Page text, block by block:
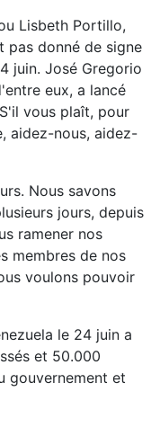
Lisbeth Portillo,
pas donné de signe
juin. José Gregorio
eux, a lancé
vous plaît, pour
aidez-nous, aidez-
Nous savons
jours, depuis
ramener nos
membres de nos
voulons pouvoir
le 24 juin a
et 50.000
gouvernement et